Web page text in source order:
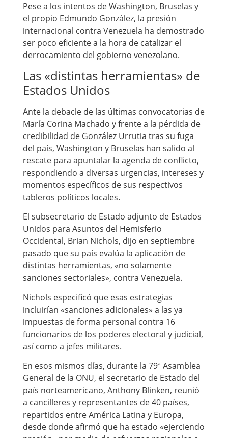
Pese a los intentos de Washington, Bruselas y
el propio Edmundo González, la presión
internacional contra Venezuela ha demostrado
ser poco eficiente a la hora de catalizar el
derrocamiento del gobierno venezolano.
Las «distintas herramientas» de
Estados Unidos
Ante la debacle de las últimas convocatorias de
María Corina Machado y frente a la pérdida de
credibilidad de González Urrutia tras su fuga
del país, Washington y Bruselas han salido al
rescate para apuntalar la agenda de conflicto,
respondiendo a diversas urgencias, intereses y
momentos específicos de sus respectivos
tableros políticos locales.
El subsecretario de Estado adjunto de Estados
Unidos para Asuntos del Hemisferio
Occidental, Brian Nichols, dijo en septiembre
pasado que su país evalúa la aplicación de
distintas herramientas, «no solamente
sanciones sectoriales», contra Venezuela.
Nichols especificó que esas estrategias
incluirían «sanciones adicionales» a las ya
impuestas de forma personal contra 16
funcionarios de los poderes electoral y judicial,
así como a jefes militares.
En esos mismos días, durante la 79ª Asamblea
General de la ONU, el secretario de Estado del
país norteamericano, Anthony Blinken, reunió
a cancilleres y representantes de 40 países,
repartidos entre América Latina y Europa,
desde donde afirmó que ha estado «ejerciendo